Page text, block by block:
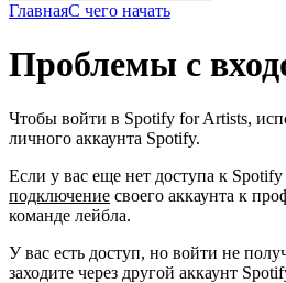
ГлавнаяС чего начать
Проблемы с
Чтобы войти в Spotify for Artists,
личного аккаунта Spotify.
Если у вас еще нет доступа к
подключение своего аккаунта к
команде лейбла.
У вас есть доступ, но войти не
заходите через другой аккаунт